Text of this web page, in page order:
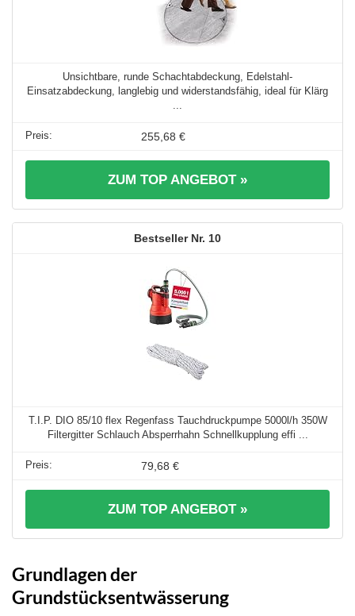
Unsichtbare, runde Schachtabdeckung, Edelstahl-
Einsatzabdeckung, langlebig und widerstandsfähig, ideal für Klärg
255,68 €
ZUM TOP ANGEBOT »
10
T.I.P. DIO 85/10 flex Regenfass Tauchdruckpumpe 5000l/h 350W
Filtergitter Schlauch Absperrhahn Schnellkupplung effi ...
79,68 €
ZUM TOP ANGEBOT »
Grundlagen der
Grundstücksentwässerung